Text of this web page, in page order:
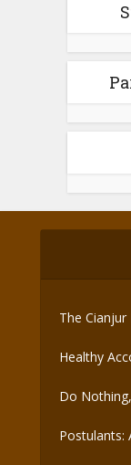
The
Healthy
Do
Postulants: